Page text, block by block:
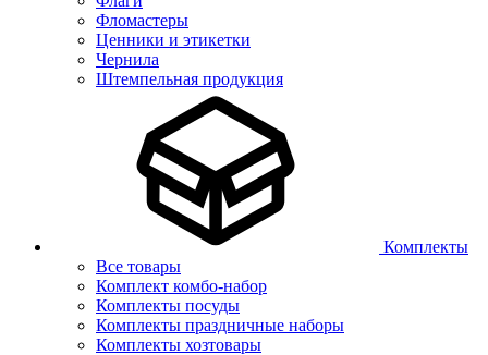
Фломастеры
Ценники и этикетки
Чернила
Штемпельная продукция
Комплекты
Все товары
Комплект комбо-набор
Комплекты посуды
Комплекты праздничные наборы
Комплекты хозтовары